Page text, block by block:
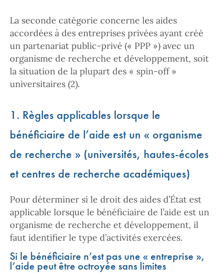
La seconde catégorie concerne les aides
accordées à des entreprises privées ayant créé
un partenariat public-privé (« PPP ») avec un
organisme de recherche et développement, soit
la situation de la plupart des « spin-off »
universitaires (2).
1. Règles applicables lorsque le
bénéficiaire de l’aide est un « organisme
de recherche » (universités, hautes-écoles
et centres de recherche académiques)
Pour déterminer si le droit des aides d’État est
applicable lorsque le bénéficiaire de l’aide est un
organisme de recherche et développement, il
faut identifier le type d’activités exercées.
Si le bénéficiaire n’est pas une « entreprise »,
l’aide peut être octroyée sans limites